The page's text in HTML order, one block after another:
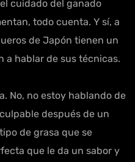
cuidado del ganado
todo cuenta. Y sí, a
de Japón tienen un
a hablar de sus técnicas.
No, no estoy hablando de
después de un
de grasa que se
que le da un sabor y